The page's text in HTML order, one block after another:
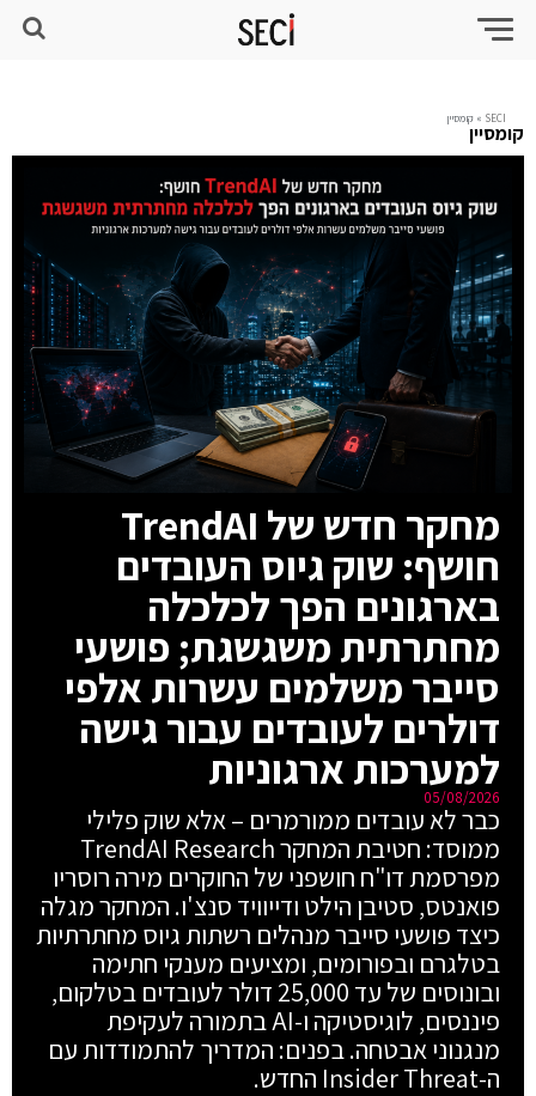
SECI
» קומסיין
קומסיין
מחקר חדש של TrendAI
חושף: שוק גיוס העובדים
בארגונים הפך לכלכלה
מחתרתית משגשגת; פושעי
סייבר משלמים עשרות אלפי
דולרים לעובדים עבור גישה
למערכות ארגוניות
05/08/2026
כבר לא עובדים ממורמרים – אלא שוק פלילי
ממוסד: חטיבת המחקר TrendAI Research
מפרסמת דו"ח חושפני של החוקרים מירה רוסריו
פואנטס, סטיבן הילט ודייוויד סנצ'ו. המחקר מגלה
כיצד פושעי סייבר מנהלים רשתות גיוס מחתרתיות
בטלגרם ובפורומים, ומציעים מענקי חתימה
ובונוסים של עד 25,000 דולר לעובדים בטלקום,
פיננסים, לוגיסטיקה ו-AI בתמורה לעקיפת
מנגנוני אבטחה. בפנים: המדריך להתמודדות עם
ה-Insider Threat החדש.